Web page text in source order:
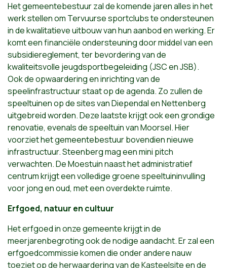
Het gemeentebestuur zal de komende jaren alles in het
werk stellen om Tervuurse sportclubs te ondersteunen
in de kwalitatieve uitbouw van hun aanbod en werking. Er
komt een financiële ondersteuning door middel van een
subsidiereglement, ter bevordering van de
kwaliteitsvolle jeugdsportbegeleiding (JSC en JSB).
Ook de opwaardering en inrichting van de
speelinfrastructuur staat op de agenda. Zo zullen de
speeltuinen op de sites van Diependal en Nettenberg
uitgebreid worden. Deze laatste krijgt ook een grondige
renovatie, evenals de speeltuin van Moorsel. Hier
voorziet het gemeentebestuur bovendien nieuwe
infrastructuur. Steenberg mag een mini pitch
verwachten. De Moestuin naast het administratief
centrum krijgt een volledige groene speeltuininvulling
voor jong en oud, met een overdekte ruimte.
Erfgoed, natuur en cultuur
Het erfgoed in onze gemeente krijgt in de
meerjarenbegroting ook de nodige aandacht. Er zal een
erfgoedcommissie komen die onder andere nauw
toeziet op de herwaardering van de Kasteelsite en de